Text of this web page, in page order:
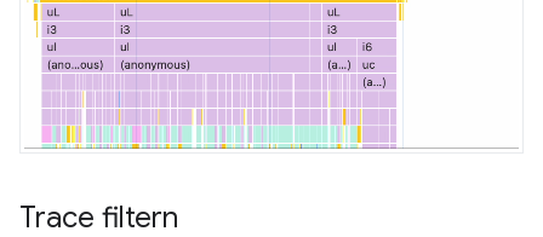
Trace filtern